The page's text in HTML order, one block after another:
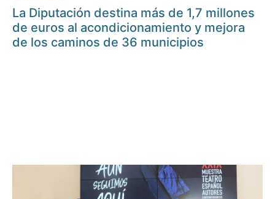
La Diputación destina más de 1,7 millones
de euros al acondicionamiento y mejora
de los caminos de 36 municipios